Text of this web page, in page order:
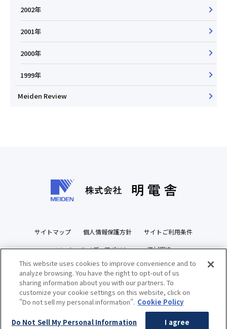
2002年
2001年
2000年
1999年
Meiden Review
サイトマップ 個人情報保護方針 サイトご利用条件
ソーシャルメディアポリシー 資材調達
ビジネスパートナーズサイト
This website uses cookies to improve convenience and to
analyze browsing. You have the right to opt-out of us
sharing information about you with our partners. To
customize your cookie settings on this website, click on
"Do not sell my personal information". Cookie Policy
Do Not Sell My Personal Information I agree